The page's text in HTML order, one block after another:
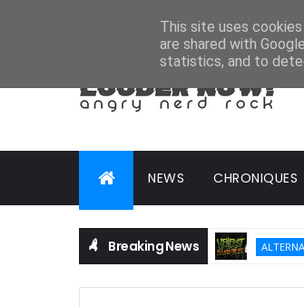
NEWS CHRONIQUES
Breaking News ALTERNATIVE
This site uses
are shared with
statistics, and to